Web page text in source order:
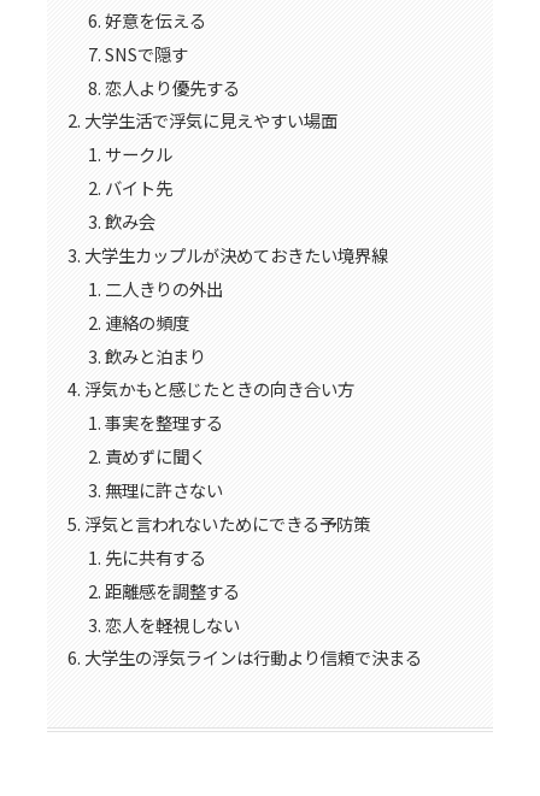
好意を伝える
SNSで隠す
恋人より優先する
大学生活で浮気に見えやすい場面
サークル
バイト先
飲み会
大学生カップルが決めておきたい境界線
二人きりの外出
連絡の頻度
飲みと泊まり
浮気かもと感じたときの向き合い方
事実を整理する
責めずに聞く
無理に許さない
浮気と言われないためにできる予防策
先に共有する
距離感を調整する
恋人を軽視しない
大学生の浮気ラインは行動より信頼で決まる